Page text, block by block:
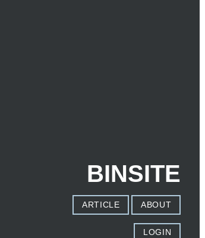
BINSITE
ARTICLE ABOUT
LOGIN